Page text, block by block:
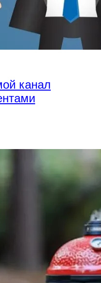
канал